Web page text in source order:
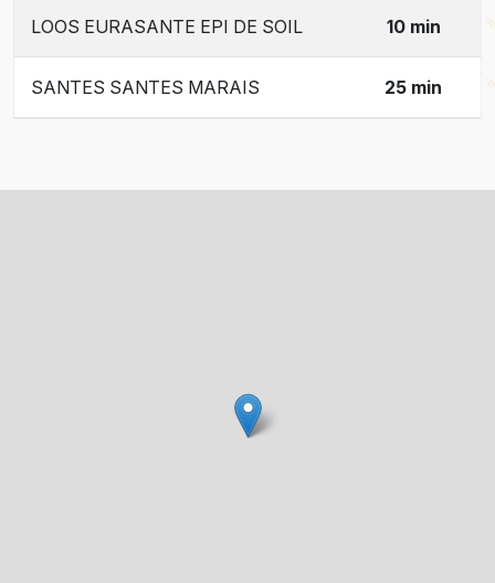
LOOS EURASANTE EPI DE SOIL 10 min
SANTES SANTES MARAIS 25 min